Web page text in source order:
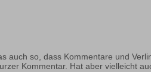
auch so, dass Kommentare und
Kommentar. Hat aber vielleicht